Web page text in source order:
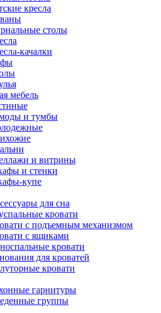
кресла
столы
качалки
мебель
и тумбы
и витрины
и стенки
купе
для сна
кровати
с подъемным механизмом
с ящиками
кровати
для кроватей
кровати
гарнитуры
группы